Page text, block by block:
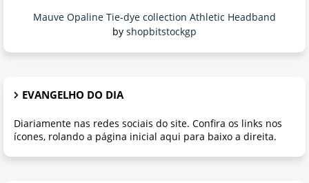
Mauve Opaline Tie-dye collection Athletic Headband
by shopbitstockgp
EVANGELHO DO DIA
Diariamente nas redes sociais do site. Confira os links nos
ícones, rolando a página inicial aqui para baixo a direita.